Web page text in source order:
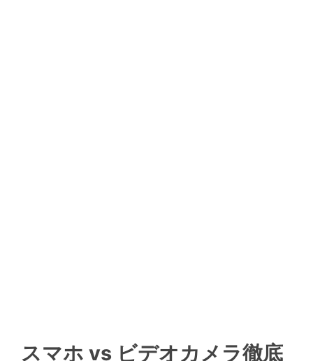
スマホ vs ビデオカメラ徹底